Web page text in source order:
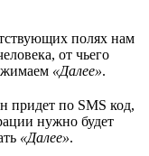
полях нам
от чьего
«Далее».
придет по SMS код,
нужно будет
«Далее».